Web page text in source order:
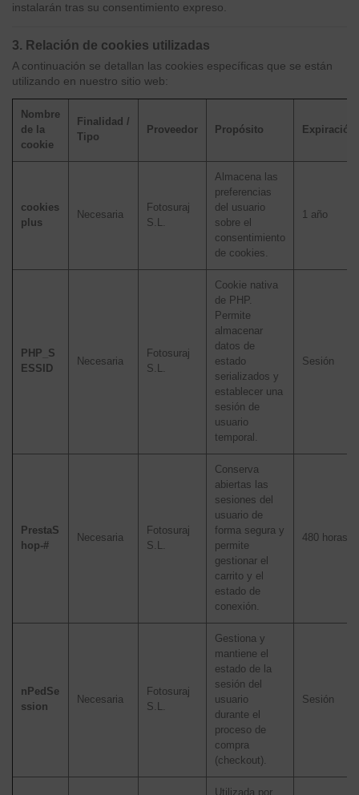
instalarán tras su consentimiento expreso.
3. Relación de cookies utilizadas
A continuación se detallan las cookies específicas que se están
utilizando en nuestro sitio web:
Nombre
de la
cookie
Finalidad /
Tipo
Proveedor Propósito Expiración
cookies
plus
Necesaria
Fotosuraj
S.L.
Almacena las
preferencias
del usuario
sobre el
consentimiento
de cookies.
1 año
PHP_S
ESSID
Necesaria
Fotosuraj
S.L.
Cookie nativa
de PHP.
Permite
almacenar
datos de
estado
serializados y
establecer una
sesión de
usuario
temporal.
Sesión
PrestaS
hop-#
Necesaria
Fotosuraj
S.L.
Conserva
abiertas las
sesiones del
usuario de
forma segura y
permite
gestionar el
carrito y el
estado de
conexión.
480 horas
nPedSe
ssion
Necesaria
Fotosuraj
S.L.
Gestiona y
mantiene el
estado de la
sesión del
usuario
durante el
proceso de
compra
(checkout).
Sesión
Utilizada por